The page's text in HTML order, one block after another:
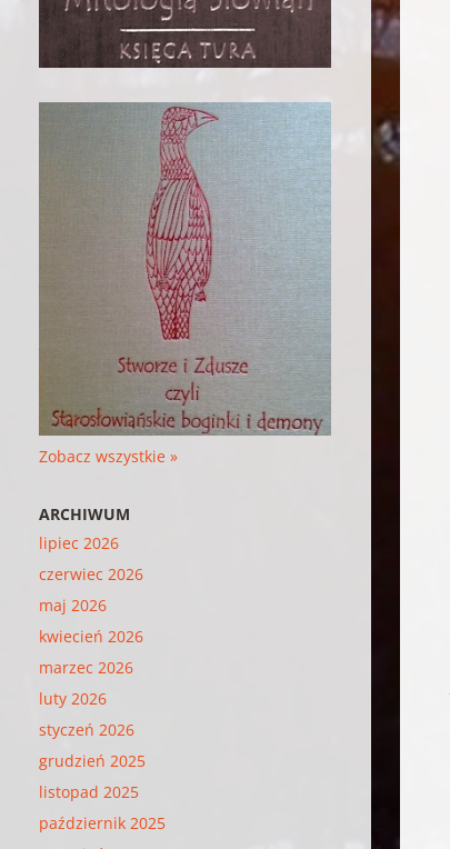
Zobacz wszystkie »
ARCHIWUM
lipiec 2026
czerwiec 2026
maj 2026
kwiecień 2026
marzec 2026
luty 2026
styczeń 2026
grudzień 2025
listopad 2025
październik 2025